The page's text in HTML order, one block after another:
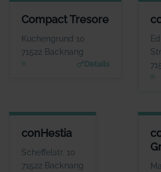
Compact Tresore
Kuchengrund 10
71522 Backnang
Details
COMPACT TRESORE
ANSPRECHPARTNER
Frau Julia Teller
www.compact-tresore.
de
conHestia
Scheffelstr. 10
71522 Backnang
Herr Manfred
Wasserberg